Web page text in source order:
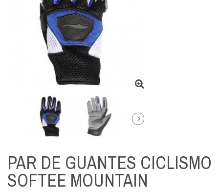
PAR DE GUANTES CICLISMO
SOFTEE MOUNTAIN